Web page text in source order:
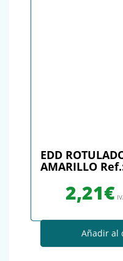
EDD
AMARILLO
2,21€
Añadir al